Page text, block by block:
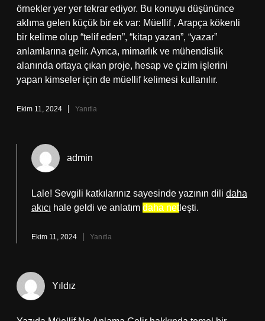
örnekler yer yer tekrar ediyor. Bu konuyu düşününce
aklıma gelen küçük bir ek var: Müellif , Arapça kökenli
bir kelime olup “telif eden”, “kitap yazan”, “yazar”
anlamlarına gelir. Ayrıca, mimarlık ve mühendislik
alanında ortaya çıkan proje, hesap ve çizim işlerini
yapan kimseler için de müellif kelimesi kullanılır.
Ekim 11, 2024 Yanıtla
admin
Lale! Sevgili katkılarınız sayesinde yazının dili daha
akıcı hale geldi ve anlatım daha netleşti.
Ekim 11, 2024 Yanıtla
Yıldız